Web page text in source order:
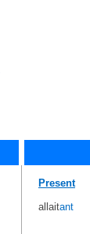
Present
allaitant